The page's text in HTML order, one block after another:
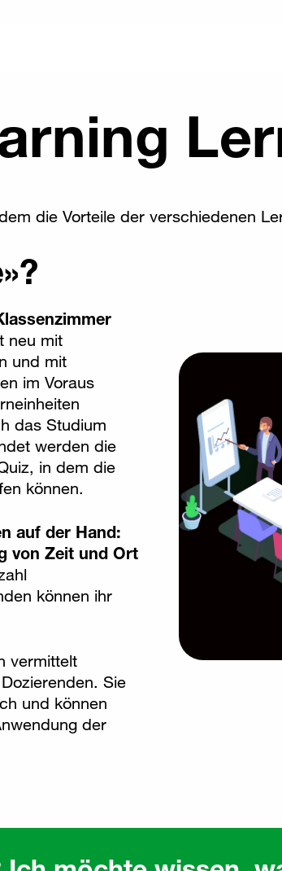
die Vorteile der verschiedenen
neu mit
und mit
im Voraus
das Studium
werden die
in dem die
können.
auf der Hand:
von Zeit und Ort
können ihr
vermittelt
Sie
und können
der